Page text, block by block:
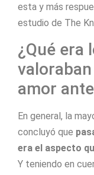
esta y más
estudio de The
¿Qué era
amor
En general, la
concluyó que
era el aspecto
Y teniendo en